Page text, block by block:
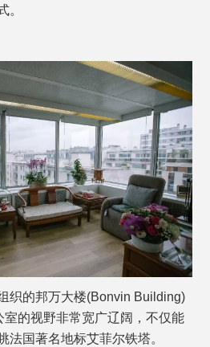
。
织的邦万大楼(Bonvin Building)
室的视野非常宽广辽阔，不仅能
法国著名地标艾菲尔铁塔。